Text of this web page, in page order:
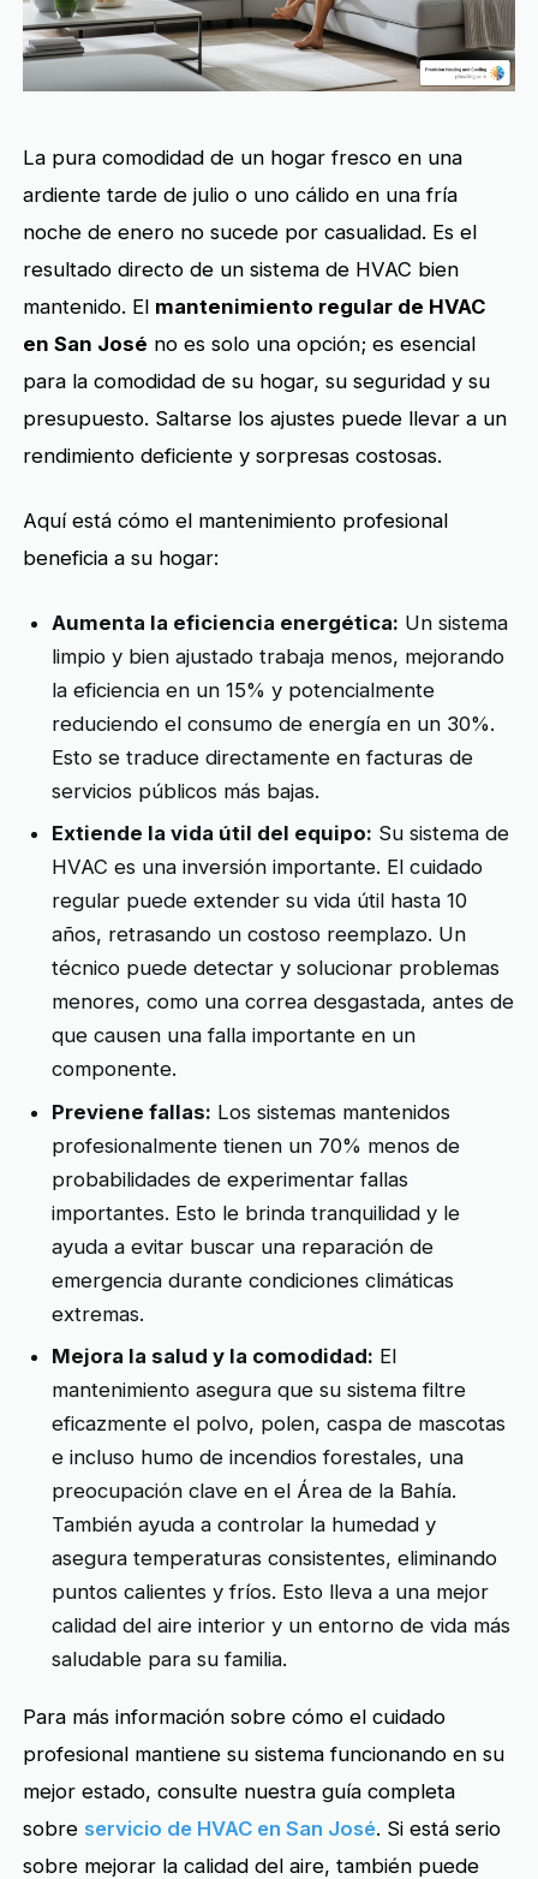
La pura comodidad de un hogar fresco en una
ardiente tarde de julio o uno cálido en una fría
noche de enero no sucede por casualidad. Es el
resultado directo de un sistema de HVAC bien
mantenido. El mantenimiento regular de HVAC
en San José no es solo una opción; es esencial
para la comodidad de su hogar, su seguridad y su
presupuesto. Saltarse los ajustes puede llevar a un
rendimiento deficiente y sorpresas costosas.
Aquí está cómo el mantenimiento profesional
beneficia a su hogar:
Aumenta la eficiencia energética: Un sistema
limpio y bien ajustado trabaja menos, mejorando
la eficiencia en un 15% y potencialmente
reduciendo el consumo de energía en un 30%.
Esto se traduce directamente en facturas de
servicios públicos más bajas.
Extiende la vida útil del equipo: Su sistema de
HVAC es una inversión importante. El cuidado
regular puede extender su vida útil hasta 10
años, retrasando un costoso reemplazo. Un
técnico puede detectar y solucionar problemas
menores, como una correa desgastada, antes de
que causen una falla importante en un
componente.
Previene fallas: Los sistemas mantenidos
profesionalmente tienen un 70% menos de
probabilidades de experimentar fallas
importantes. Esto le brinda tranquilidad y le
ayuda a evitar buscar una reparación de
emergencia durante condiciones climáticas
extremas.
Mejora la salud y la comodidad: El
mantenimiento asegura que su sistema filtre
eficazmente el polvo, polen, caspa de mascotas
e incluso humo de incendios forestales, una
preocupación clave en el Área de la Bahía.
También ayuda a controlar la humedad y
asegura temperaturas consistentes, eliminando
puntos calientes y fríos. Esto lleva a una mejor
calidad del aire interior y un entorno de vida más
saludable para su familia.
Para más información sobre cómo el cuidado
profesional mantiene su sistema funcionando en su
mejor estado, consulte nuestra guía completa
sobre servicio de HVAC en San José. Si está serio
sobre mejorar la calidad del aire, también puede